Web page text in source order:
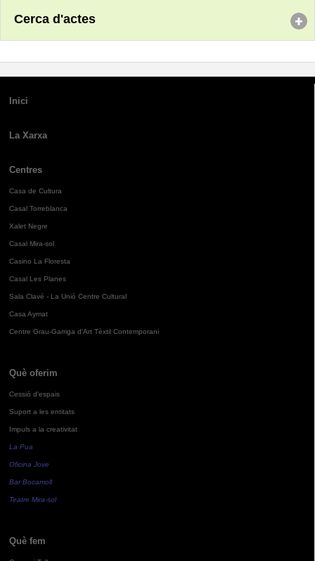
Cerca d'actes
Inici
La Xarxa
Centres
Casa de Cultura
Casal Torreblanca
Xalet Negre
Casal Mira-sol
Casino La Floresta
Casal Les Planes
Sala Clavé - La Unió Centre Cultural
Casa Aymat
Centre Grau-Garriga d'Art Tèxtil Contemporani
Què oferim
Cessió d'espais
Suport a les entitats
Impuls a la creativitat
La Pua
Oficina Jove
Bar Bocamoll
Teatre Mira-sol
Què fem